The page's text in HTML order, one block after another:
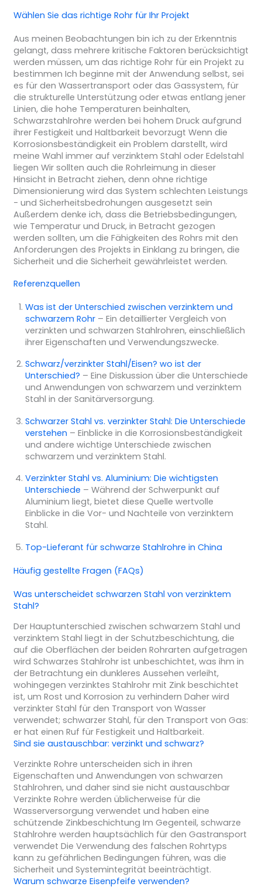
Wählen Sie das richtige Rohr für Ihr Projekt
Aus meinen Beobachtungen bin ich zu der Erkenntnis
gelangt, dass mehrere kritische Faktoren berücksichtigt
werden müssen, um das richtige Rohr für ein Projekt zu
bestimmen Ich beginne mit der Anwendung selbst, sei
es für den Wassertransport oder das Gassystem, für
die strukturelle Unterstützung oder etwas entlang jener
Linien, die hohe Temperaturen beinhalten,
Schwarzstahlrohre werden bei hohem Druck aufgrund
ihrer Festigkeit und Haltbarkeit bevorzugt Wenn die
Korrosionsbeständigkeit ein Problem darstellt, wird
meine Wahl immer auf verzinktem Stahl oder Edelstahl
liegen Wir sollten auch die Rohrleimung in dieser
Hinsicht in Betracht ziehen, denn ohne richtige
Dimensionierung wird das System schlechten Leistungs
- und Sicherheitsbedrohungen ausgesetzt sein
Außerdem denke ich, dass die Betriebsbedingungen,
wie Temperatur und Druck, in Betracht gezogen
werden sollten, um die Fähigkeiten des Rohrs mit den
Anforderungen des Projekts in Einklang zu bringen, die
Sicherheit und die Sicherheit gewährleistet werden.
Referenzquellen
Was ist der Unterschied zwischen verzinktem und
schwarzem Rohr– Ein detaillierter Vergleich von
verzinkten und schwarzen Stahlrohren, einschließlich
ihrer Eigenschaften und Verwendungszwecke.
Schwarz/verzinkter Stahl/Eisen? wo ist der
Unterschied? – Eine Diskussion über die Unterschiede
und Anwendungen von schwarzem und verzinktem
Stahl in der Sanitärversorgung.
Schwarzer Stahl vs. verzinkter Stahl: Die Unterschiede
verstehen – Einblicke in die Korrosionsbeständigkeit
und andere wichtige Unterschiede zwischen
schwarzem und verzinktem Stahl.
Verzinkter Stahl vs. Aluminium: Die wichtigsten
Unterschiede – Während der Schwerpunkt auf
Aluminium liegt, bietet diese Quelle wertvolle
Einblicke in die Vor- und Nachteile von verzinktem
Stahl.
Top-Lieferant für schwarze Stahlrohre in China
Häufig gestellte Fragen (FAQs)
Was unterscheidet schwarzen Stahl von verzinktem
Stahl?
Der Hauptunterschied zwischen schwarzem Stahl und
verzinktem Stahl liegt in der Schutzbeschichtung, die
auf die Oberflächen der beiden Rohrarten aufgetragen
wird Schwarzes Stahlrohr ist unbeschichtet, was ihm in
der Betrachtung ein dunkleres Aussehen verleiht,
wohingegen verzinktes Stahlrohr mit Zink beschichtet
ist, um Rost und Korrosion zu verhindern Daher wird
verzinkter Stahl für den Transport von Wasser
verwendet; schwarzer Stahl, für den Transport von Gas:
er hat einen Ruf für Festigkeit und Haltbarkeit.
Sind sie austauschbar: verzinkt und schwarz?
Verzinkte Rohre unterscheiden sich in ihren
Eigenschaften und Anwendungen von schwarzen
Stahlrohren, und daher sind sie nicht austauschbar
Verzinkte Rohre werden üblicherweise für die
Wasserversorgung verwendet und haben eine
schützende Zinkbeschichtung Im Gegenteil, schwarze
Stahlrohre werden hauptsächlich für den Gastransport
verwendet Die Verwendung des falschen Rohrtyps
kann zu gefährlichen Bedingungen führen, was die
Sicherheit und Systemintegrität beeinträchtigt.
Warum schwarze Eisenpfeife verwenden?